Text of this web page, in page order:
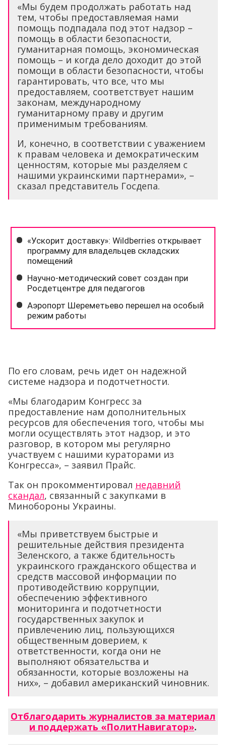
«Мы будем продолжать работать над
тем, чтобы предоставляемая нами
помощь подпадала под этот надзор –
помощь в области безопасности,
гуманитарная помощь, экономическая
помощь – и когда дело доходит до этой
помощи в области безопасности, чтобы
гарантировать, что все, что мы
предоставляем, соответствует нашим
законам, международному
гуманитарному праву и другим
применимым требованиям.
И, конечно, в соответствии с уважением
к правам человека и демократическим
ценностям, которые мы разделяем с
нашими украинскими партнерами», –
сказал представитель Госдепа.
По его словам, речь идет он надежной
системе надзора и подотчетности.
«Мы благодарим Конгресс за
предоставление нам дополнительных
ресурсов для обеспечения того, чтобы мы
могли осуществлять этот надзор, и это
разговор, в котором мы регулярно
участвуем с нашими кураторами из
Конгресса», – заявил Прайс.
Так он прокомментировал недавний
скандал, связанный с закупками в
Минобороны Украины.
«Мы приветствуем быстрые и
решительные действия президента
Зеленского, а также бдительность
украинского гражданского общества и
средств массовой информации по
противодействию коррупции,
обеспечению эффективного
мониторинга и подотчетности
государственных закупок и
привлечению лиц, пользующихся
общественным доверием, к
ответственности, когда они не
выполняют обязательства и
обязанности, которые возложены на
них», – добавил американский чиновник.
Отблагодарить журналистов за материал
и поддержать «ПолитНавигатор».